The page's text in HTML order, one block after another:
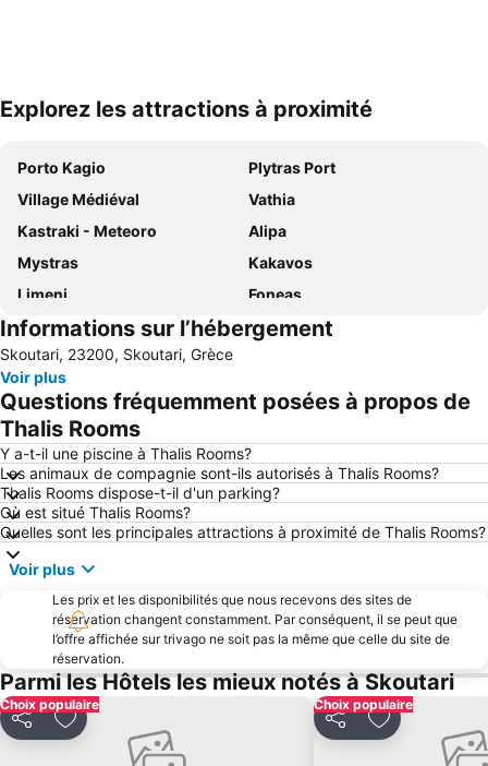
Explorez les attractions à proximité
Porto Kagio
Plytras Port
Village Médiéval
Vathia
Kastraki - Meteoro
Alipa
Mystras
Kakavos
Limeni
Foneas
Elafonissos
Traditional Settlement of Areopolis
Traditional Settlement of Gythio
Informations sur l’hébergement
Skoutari, 23200, Skoutari, Grèce
Voir plus
Questions fréquemment posées à propos de
Thalis Rooms
Y a-t-il une piscine à Thalis Rooms?
Les animaux de compagnie sont-ils autorisés à Thalis Rooms?
Thalis Rooms dispose-t-il d'un parking?
Où est situé Thalis Rooms?
Quelles sont les principales attractions à proximité de Thalis Rooms?
Voir plus
Les prix et les disponibilités que nous recevons des sites de
réservation changent constamment. Par conséquent, il se peut que
l’offre affichée sur trivago ne soit pas la même que celle du site de
réservation.
Parmi les Hôtels les mieux notés à Skoutari
Choix populaire
PartagerAjouter à mes favoris
Choix populaire
PartagerAjouter à